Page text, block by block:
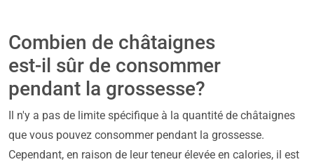
Combien de châtaignes
est-il sûr de consommer
pendant la grossesse?
Il n'y a pas de limite spécifique à la quantité de châtaignes
que vous pouvez consommer pendant la grossesse.
Cependant, en raison de leur teneur élevée en calories, il est